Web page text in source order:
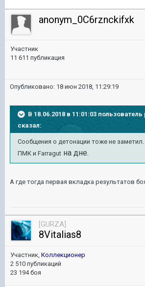
anonym_0C6rznckifxk
Участник
11 611 публикация
Опубликовано: 18 июн 2018, 11:29:19
В 18.06.2018 в 11:01:03 пользователь
сказал:
Сообщения о детонации тоже не
ПМК и Farragut на дне.
А где тогда первая вкладка результатов
[GURZA]
8Vitalias8
Участник, Коллекционер
2 510 публикаций
23 194 боя